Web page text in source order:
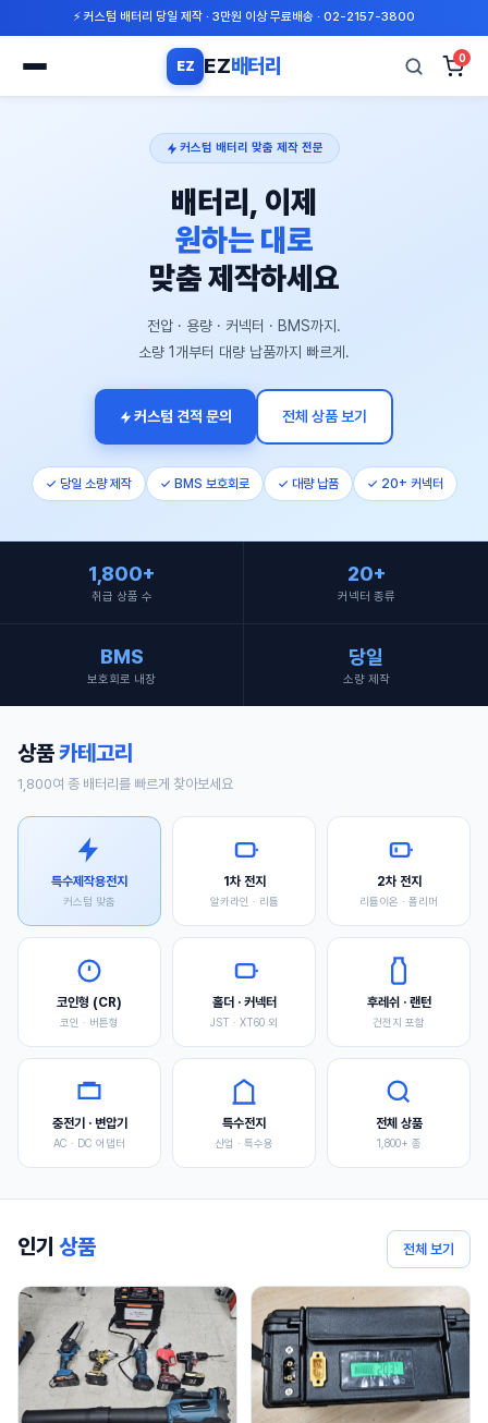
⚡ 커스텀 배터리 당일 제작 · 3만원 이상 무료배송 · 02-2157-3800
EZ EZ배터리 0
커스텀 배터리 맞춤 제작 전문
배터리, 이제
원하는 대로
맞춤 제작하세요
전압 · 용량 · 커넥터 · BMS까지.
소량 1개부터 대량 납품까지 빠르게.
커스텀 견적 문의 전체 상품 보기
✓ 당일 소량 제작 ✓ BMS 보호회로 ✓ 대량 납품 ✓ 20+ 커넥터
1,800+
취급 상품 수
20+
커넥터 종류
BMS
보호회로 내장
당일
소량 제작
상품카테고리
1,800여 종 배터리를 빠르게 찾아보세요
특수제작용전지
커스텀 맞춤
1차 전지
알카라인 · 리튬
2차 전지
리튬이온 · 폴리머
코인형 (CR)
코인 · 버튼형
홀더 · 커넥터
JST · XT60 외
후레쉬 · 랜턴
건전지 포함
충전기 · 변압기
AC · DC 어댑터
특수전지
산업 · 특수용
전체 상품
1,800+ 종
인기 상품 전체 보기